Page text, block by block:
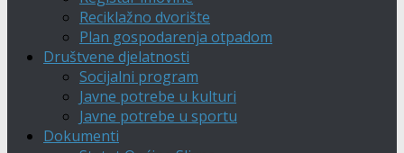
Reciklažno dvorište
Plan gospodarenja otpadom
Društvene djelatnosti
Socijalni program
Javne potrebe u kulturi
Javne potrebe u sportu
Dokumenti